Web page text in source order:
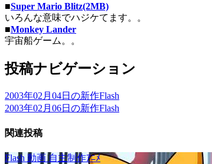
■Super Mario Blitz(2MB)
いろんな意味でハジケてます。。
■Monkey Lander
宇宙船ゲーム。。
投稿ナビゲーション
2003年02月04日の新作Flash
2003年02月06日の新作Flash
関連投稿
Flash 動画自主制作ｱﾆﾒ